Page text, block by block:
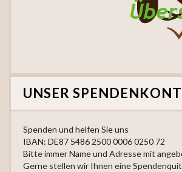
UNSER
Spenden und helfen Sie uns
IBAN: DE87 5486 2500 0006 0250 72
Bitte immer Name und Adresse mit
Gerne stellen wir Ihnen eine